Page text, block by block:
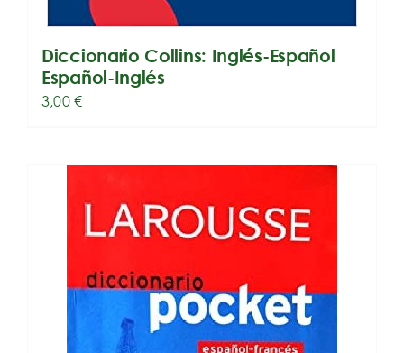
Diccionario Collins: Inglés-Español
Español-Inglés
3,00€